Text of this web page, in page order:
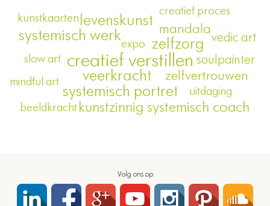
creatief verstillen
veerkracht
zelfzorg
systemisch portret
systemisch werk
levenskunst
kunstzinnig systemisch coach
zelfvertrouwen
mandala
soulpainter
vedic art
slow art
kunstkaarten
mindful art
expo
beeldkracht
uitdaging
creatief proces
Volg ons op